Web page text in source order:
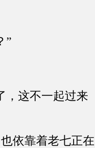
”
这不一起过来
依靠着老七正在